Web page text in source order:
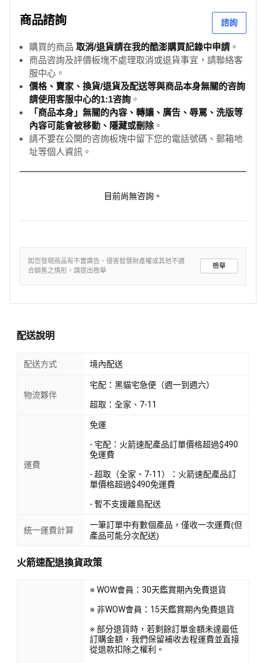
商品諮詢 諮詢
購買的商品 取消/退貨請在我的酷澎購買記錄中申請 。
商品咨詢及評價板塊不處理取消或退貨事宜，請聯絡客
服中心。
價格、賣家、換貨/退貨及配送等與商品本身無關的咨詢
請使用客服中心的1:1咨詢 。
「商品本身」無關的內容、轉讓、廣告、辱罵、洗版等
內容可能會被移動、隱藏或刪除。
請不要在公開的咨詢板塊中留下您的電話號碼、郵箱地
址等個人資訊。
目前尚無咨詢。
如您發現商品有不實廣告、侵害智慧財產權或其他不適
合銷售之情形，請提出檢舉
檢舉
配送說明
配送方式 境內配送
物流夥伴
宅配：黑貓宅急便（週一到週六）
超取：全家、7-11
運費
免運
- 宅配：火箭速配產品訂單價格超過$490
免運費
- 超取（全家、7-11）：火箭速配產品訂
單價格超過$490免運費
- 暫不支援離島配送
統一運費計算
一筆訂單中有數個產品，僅收一次運費(但
產品可能分次配送)
火箭速配退換貨政策
※ WOW會員：30天鑑賞期內免費退貨
※ 非WOW會員：15天鑑賞期內免費退貨
※ 部分退貨時，若剩餘訂單金額未達最低
訂購金額，我們保留補收去程運費並直接
從退款扣除之權利。